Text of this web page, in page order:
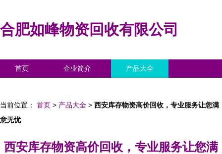
合肥如峰物资回收有限公司
首页 企业简介 产品大全
当前位置： 首页 > 产品大全 > 西安库存物资高价回收，专业服务让您满
意无忧
西安库存物资高价回收，专业服务让您满